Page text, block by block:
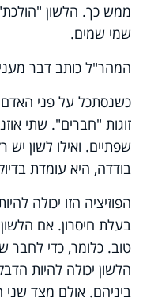
ממש כך. הלשון
שמי שמים.
המהר"ל כותב דבר
כשנסתכל על פני
זוגות "חברים". שתי
שפתיים. ואילו לשון
בודדה, היא עומדת
הפוזיציה הזו יכולה
בעלת חיסרון. אם
טוב. כלומר, כדי לחבר
הלשון יכולה להיות
ביניהם. אולם מצד שני